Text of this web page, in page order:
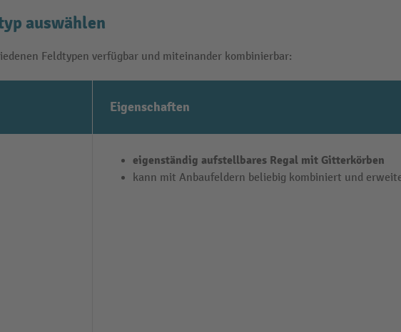
auswählen
Feldtypen verfügbar und miteinander kombinierbar:
Eigenschaften
eigenständig aufstellbares Regal mit Gitterkörben
kann mit Anbaufeldern beliebig kombiniert und